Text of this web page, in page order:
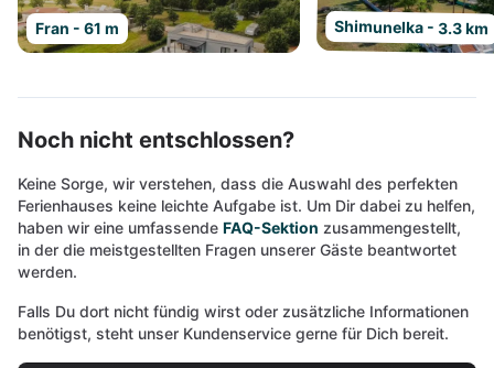
Fran - 61 m Shimunelka - 3.3 km
Noch nicht entschlossen?
Keine Sorge, wir verstehen, dass die Auswahl des perfekten
Ferienhauses keine leichte Aufgabe ist. Um Dir dabei zu helfen,
haben wir eine umfassende FAQ-Sektion zusammengestellt,
in der die meistgestellten Fragen unserer Gäste beantwortet
werden.
Falls Du dort nicht fündig wirst oder zusätzliche Informationen
benötigst, steht unser Kundenservice gerne für Dich bereit.